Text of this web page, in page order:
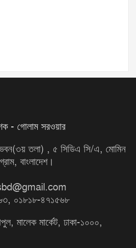
- গোলাম সরওয়ার
ভবন(৩য় তলা) , ৫ সিডিএ সি/এ, মোমিন
বাংলাদেশ।
০১৮১৮-৪৭১৫৬৮
মালেক মার্কেট, ঢাকা-১০০০,